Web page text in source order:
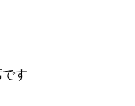
す